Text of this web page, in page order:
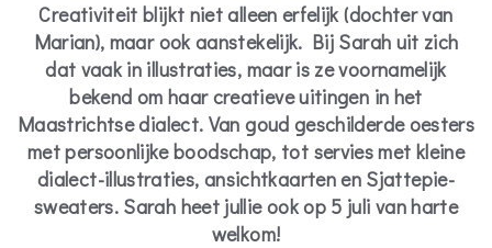
Creativiteit blijkt niet alleen erfelijk (dochter van
Marian), maar ook aanstekelijk. Bij Sarah uit zich
dat vaak in illustraties, maar is ze voornamelijk
bekend om haar creatieve uitingen in het
Maastrichtse dialect. Van goud geschilderde oesters
met persoonlijke boodschap, tot servies met kleine
dialect-illustraties, ansichtkaarten en Sjattepie-
sweaters. Sarah heet jullie ook op 5 juli van harte
welkom!